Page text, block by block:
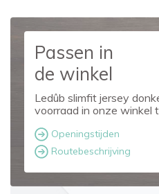
Passen in
de winkel
Ledûb slimfit jersey
voorraad in onze winkel
Openingstijden
Routebeschrijving